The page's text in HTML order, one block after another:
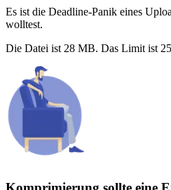
Es ist die Deadline-Panik eines
wolltest.
Die Datei ist 28 MB. Das Limit ist